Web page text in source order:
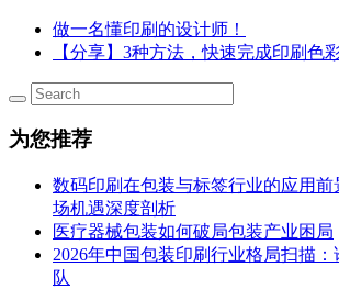
做一名懂印刷的设计师！
【分享】3种方法，快速完成印刷色
为您推荐
数码印刷在包装与标签行业的应用
场机遇深度剖析
医疗器械包装如何破局包装产业困局
2026年中国包装印刷行业格局扫描
队